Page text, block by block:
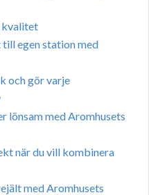
kvalitet
egen station med
och gör varje
lönsam med Aromhusets
när du vill kombinera
med Aromhusets